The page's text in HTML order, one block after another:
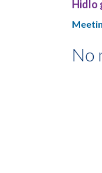
Hidlo
No